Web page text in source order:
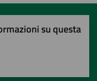
su questa
5